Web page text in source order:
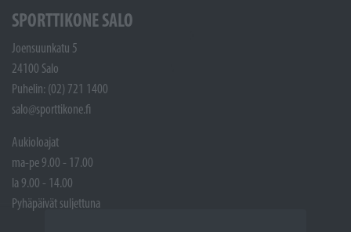
SPORTTIKONE SALO
Joensuunkatu 5
24100 Salo
Puhelin: (02) 721 1400
salo@sporttikone.fi
Aukioloajat
ma-pe 9.00 - 17.00
la 9.00 - 14.00
Pyhäpäivät suljettuna